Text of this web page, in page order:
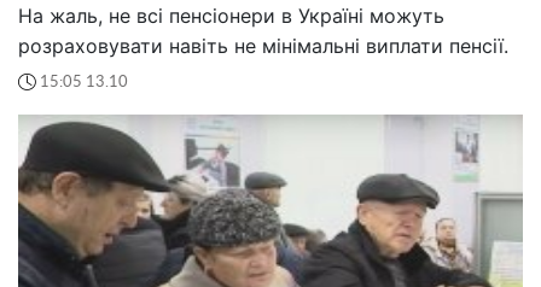
На жаль, не всі пенсіонери в Україні можуть
розраховувати навіть не мінімальні виплати пенсії.
15:05 13.10